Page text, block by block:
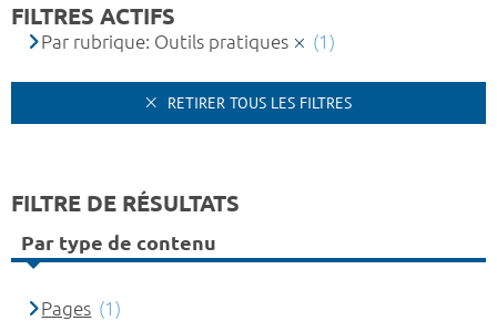
FILTRES ACTIFS
Par rubrique: Outils pratiques (1)
RETIRER TOUS LES FILTRES
FILTRE DE RÉSULTATS
Par type de contenu
Pages (1)